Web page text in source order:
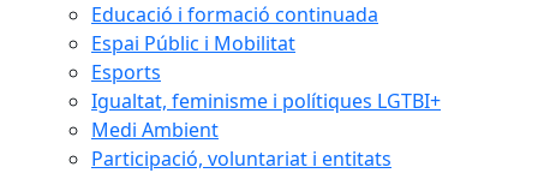
Educació i formació continuada
Espai Públic i Mobilitat
Esports
Igualtat, feminisme i polítiques LGTBI+
Medi Ambient
Participació, voluntariat i entitats